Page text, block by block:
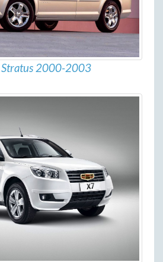
Stratus 2000-2003